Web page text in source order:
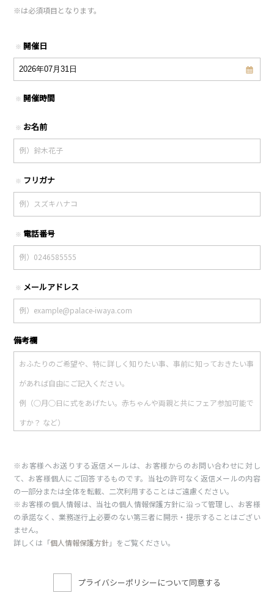
※は必須項目となります。
※ 開催日
※ 開催時間
※ お名前
※ フリガナ
※ 電話番号
※ メールアドレス
備考欄
※お客様へお送りする返信メールは、お客様からのお問い合わせに対し
て、お客様個人にご回答するものです。当社の許可なく返信メールの内容
の一部分または全体を転載、二次利用することはご遠慮ください。
※お客様の個人情報は、当社の個人情報保護方針に沿って管理し、お客様
の承諾なく、業務遂行上必要のない第三者に開示・提示することはござい
ません。
詳しくは「個人情報保護方針」をご覧ください。
プライバシーポリシーについて同意する